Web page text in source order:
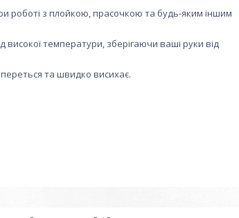
роботі з плойкою, прасочкою та будь-яким іншим
температури, зберігаючи ваші руки від
та швидко висихає.